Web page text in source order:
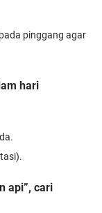
pinggang agar
hari
api”, cari